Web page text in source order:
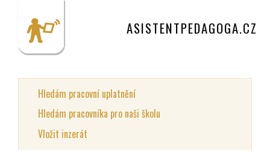
ASISTENTPEDAGOGA.CZ
Hledám pracovní uplatnění
Hledám pracovníka pro naši školu
Vložit inzerát